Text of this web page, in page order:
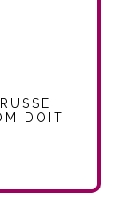
DOIT